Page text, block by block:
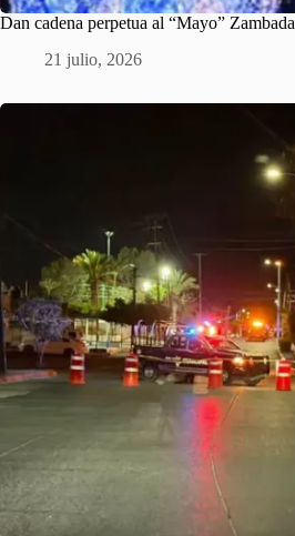
Dan cadena perpetua al “Mayo” Zambada
21 julio, 2026